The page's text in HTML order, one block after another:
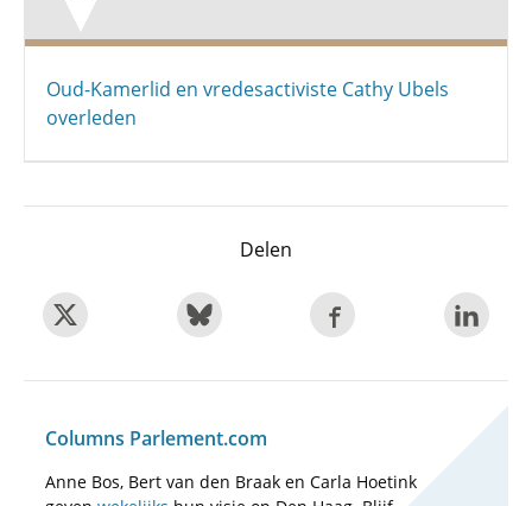
Oud-Kamerlid en vredesactiviste Cathy Ubels
overleden
Delen
Columns Parlement.com
Anne Bos, Bert van den Braak en Carla Hoetink